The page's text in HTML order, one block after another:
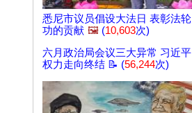
悉尼市议员倡设大法日 表彰法轮
功的贡献 🖼️ (10,603次)
六月政治局会议三大异常 习近平
权力走向终结 📝 (56,244次)